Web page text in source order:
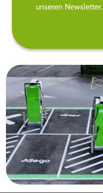
unseren Newsletter.